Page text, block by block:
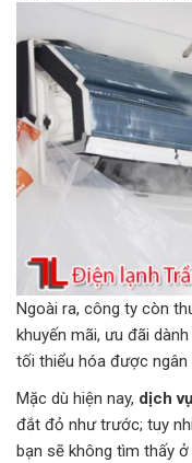
Ngoài ra, công ty còn
khuyến mãi, ưu đãi
tối thiểu hóa được ngân
Mặc dù hiện nay, dịch
đắt đỏ như trước; tuy
bạn sẽ không tìm thấy